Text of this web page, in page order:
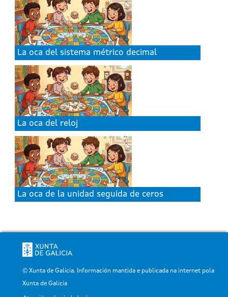
La oca del sistema métrico decimal
La oca del reloj
La oca de la unidad seguida de ceros
© Xunta de Galicia. Información mantida e publicada na internet pola
Xunta de Galicia